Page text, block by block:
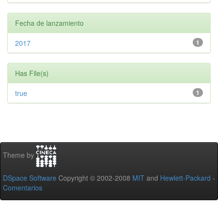
Fecha de lanzamiento
1
2017
Has File(s)
1
true
Theme by
DSpace Software Copyright © 2002-2008 MIT and Hewlett-Packard -
Comentarios